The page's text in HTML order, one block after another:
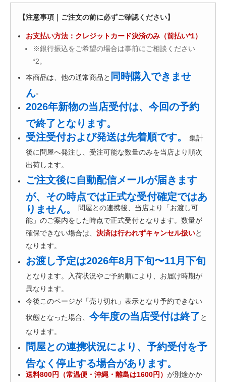
【注意事項｜ご注文の前に必ずご確認ください】
お支払い方法：クレジットカード決済のみ（前払い*1）
※銀行振込をご希望の場合は事前にご相談ください
*2。
本商品は、他の通常商品と 同時購入できませ
ん 。
2026年新物の当店受付は、今回の予約
で終了となります。
受注受付および発送は先着順です。
集計
後に問屋へ発注し、受注可能な数量のみを当店より順次
出荷します。
ご注文後に自動配信メールが届きます
が、その時点では正式な受付確定ではあ
りません。
問屋との連携後、当店より「お渡し可
能」のご案内をした時点で正式受付となります。数量が
確保できない場合は、 決済は行われずキャンセル扱いと
なります。
お渡し予定は2026年8月下旬〜11月下旬
となります。入荷状況やご予約順により、お届け時期が
異なります。
今後このページが「売り切れ」表示となり予約できない
状態となった場合、 今年度の当店受付は終了 と
なります。
問屋との連携状況により、予約受付を予
告なく停止する場合があります。
送料800円（常温便・沖縄・離島は1600円） が別途かか